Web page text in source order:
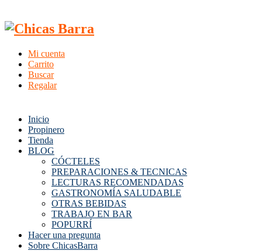
Mi cuenta
Carrito
Buscar
Regalar
Inicio
Propinero
Tienda
BLOG
CÓCTELES
PREPARACIONES & TECNICAS
LECTURAS RECOMENDADAS
GASTRONOMÍA SALUDABLE
OTRAS BEBIDAS
TRABAJO EN BAR
POPURRÍ
Hacer una pregunta
Sobre ChicasBarra